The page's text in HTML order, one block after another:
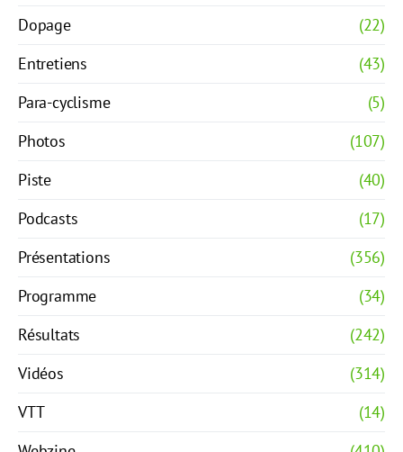
Dopage
(22)
Entretiens
(43)
Para-cyclisme
(5)
Photos
(107)
Piste
(40)
Podcasts
(17)
Présentations
(356)
Programme
(34)
Résultats
(242)
Vidéos
(314)
VTT
(14)